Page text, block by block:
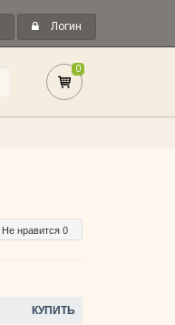
Логин
0
Не нравится 0
КУПИТЬ